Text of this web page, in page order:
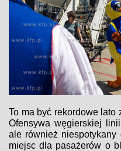
To ma być rekordowe lato
Ofensywa węgierskiej
ale również niespotykany
miejsc dla pasażerów o